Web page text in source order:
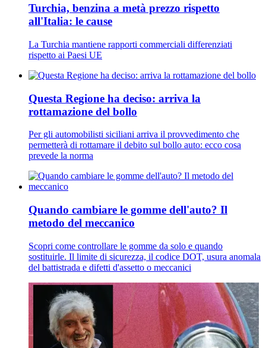
Turchia, benzina a metà prezzo rispetto
all'Italia: le cause
La Turchia mantiene rapporti commerciali differenziati
rispetto ai Paesi UE
Questa Regione ha deciso: arriva la
rottamazione del bollo
Per gli automobilisti siciliani arriva il provvedimento che
permetterà di rottamare il debito sul bollo auto: ecco cosa
prevede la norma
Quando cambiare le gomme dell'auto? Il
metodo del meccanico
Scopri come controllare le gomme da solo e quando
sostituirle. Il limite di sicurezza, il codice DOT, usura anomala
del battistrada e difetti d'assetto o meccanici